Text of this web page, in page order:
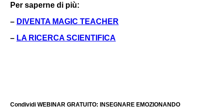
Per saperne di più:
– DIVENTA MAGIC TEACHER
– LA RICERCA SCIENTIFICA
Condividi WEBINAR GRATUITO: INSEGNARE EMOZIONANDO